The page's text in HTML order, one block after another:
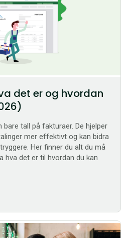
det er og hvordan
tall på fakturaer. De hjelper
mer effektivt og kan bidra
Her finner du alt du må
hva det er til hvordan du kan